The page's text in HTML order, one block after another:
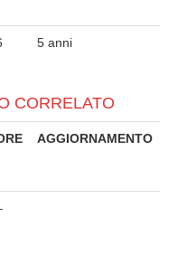
5 anni
CORRELATO
AGGIORNAMENTO